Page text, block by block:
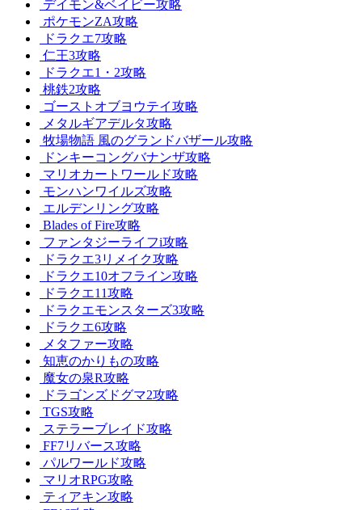
デイモン&ベイビー攻略
ポケモンZA攻略
ドラクエ7攻略
仁王3攻略
ドラクエ1・2攻略
桃鉄2攻略
ゴーストオブヨウテイ攻略
メタルギアデルタ攻略
牧場物語 風のグランドバザール攻略
ドンキーコングバナンザ攻略
マリオカートワールド攻略
モンハンワイルズ攻略
エルデンリング攻略
Blades of Fire攻略
ファンタジーライフi攻略
ドラクエ3リメイク攻略
ドラクエ10オフライン攻略
ドラクエ11攻略
ドラクエモンスターズ3攻略
ドラクエ6攻略
メタファー攻略
知恵のかりもの攻略
魔女の泉R攻略
ドラゴンズドグマ2攻略
TGS攻略
ステラーブレイド攻略
FF7リバース攻略
パルワールド攻略
マリオRPG攻略
ティアキン攻略